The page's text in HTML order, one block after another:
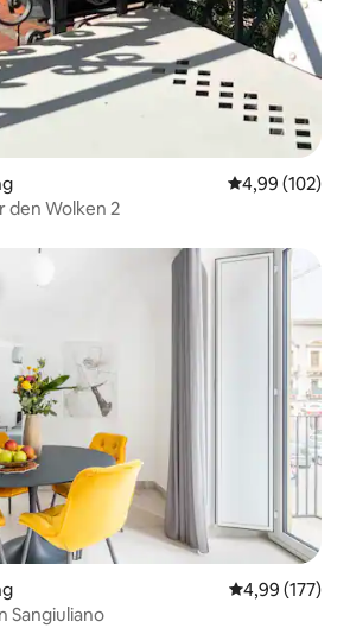
4,99 (102)
den Wolken 2
4,99 (177)
Sangiuliano